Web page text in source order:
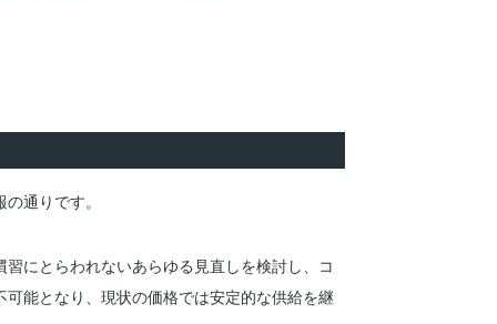
通りです。
にとらわれないあらゆる見直しを検討し、コ
能となり、現状の価格では安定的な供給を継